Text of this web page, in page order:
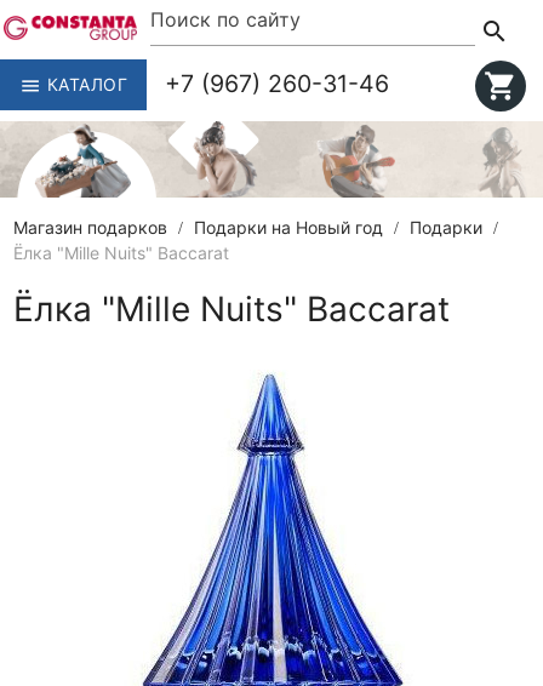
menu КАТАЛОГ
search
+7 (967) 260-31-46
shopping_cart
Магазин подарков Подарки на Новый год
Подарки
Ёлка "Mille Nuits" Baccarat
Ёлка "Mille Nuits" Baccarat